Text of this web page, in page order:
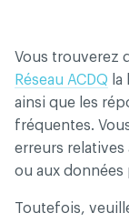
Vous trouverez
Réseau ACDQ
ainsi que les
fréquentes.
erreurs relatives
ou aux
Toutefois,
Association des
tous droits
Conditions